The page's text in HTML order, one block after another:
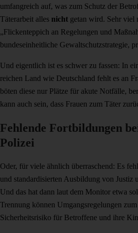
umfangreich auf, was zum Schutz der
Täterarbeit alles nicht getan wird. Sehr viel
„Flickenteppich an Regelungen und
bundeseinheitliche Gewaltschutzstrategie,
Und eigentlich ist es schwer zu fassen: In
reichen Land wie Deutschland fehlt es an
böten diese nur Plätze für akute Notfälle,
kann auch sein, dass Frauen zum Täter
Fehlende Fortbildungen
Polizei
Oder, für viele ähnlich überraschend: Es
und standardisierten Ausbildung von Justiz
Und das hat dann laut dem Monitor etwa
Trennung können Umgangsregelungen zum
Sicherheitsrisiko für Betroffene und ihre